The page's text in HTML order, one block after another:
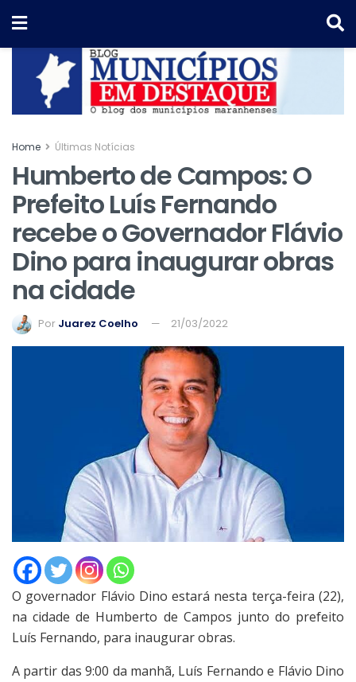
Home Últimas Notícias
Humberto de Campos: O
Prefeito Luís Fernando
recebe o Governador Flávio
Dino para inaugurar obras
na cidade
Por Juarez Coelho 21/03/2022
O governador Flávio Dino estará nesta terça-feira (22),
na cidade de Humberto de Campos junto do prefeito
Luís Fernando, para inaugurar obras.
A partir das 9:00 da manhã, Luís Fernando e Flávio Dino